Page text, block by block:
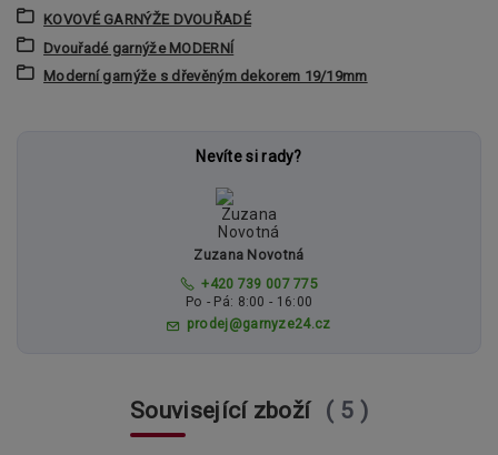
KOVOVÉ GARNÝŽE DVOUŘADÉ
Dvouřadé garnýže MODERNÍ
Moderní garnýže s dřevěným dekorem 19/19mm
Nevíte si rady?
Zuzana Novotná
+420 739 007 775
Po - Pá: 8:00 - 16:00
prodej@garnyze24.cz
Související zboží 5